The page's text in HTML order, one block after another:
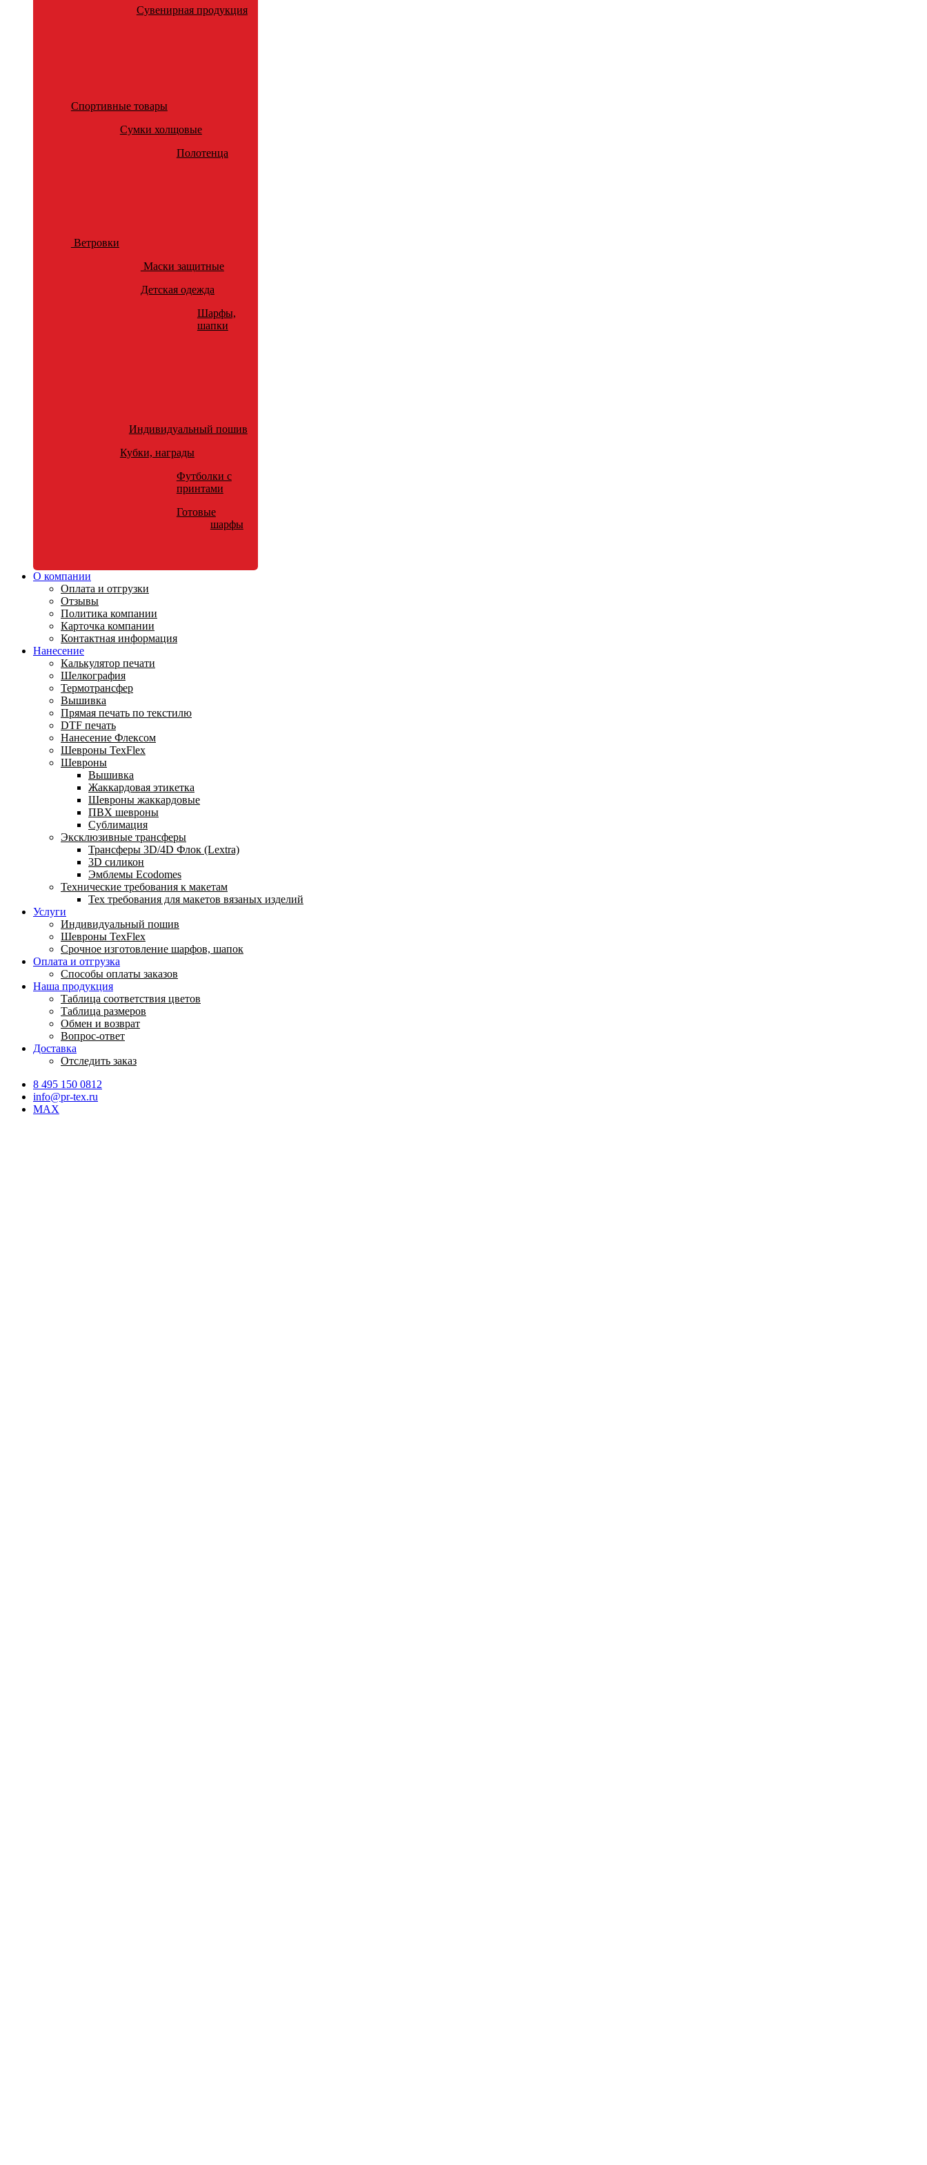
Сувенирная продукция
Спортивные товары
Сумки холщовые
Полотенца
Ветровки
Маски защитные
Детская одежда
Шарфы,
шапки
Индивидуальный пошив
Кубки, награды
Футболки с
принтами
Готовые
шарфы
О компании
Оплата и отгрузки
Отзывы
Политика компании
Карточка компании
Контактная информация
Нанесение
Калькулятор печати
Шелкография
Термотрансфер
Вышивка
Прямая печать по текстилю
DTF печать
Нанесение Флексом
Шевроны TexFlex
Шевроны
Вышивка
Жаккардовая этикетка
Шевроны жаккардовые
ПВХ шевроны
Сублимация
Эксклюзивные трансферы
Трансферы 3D/4D Флок (Lextra)
3D силикон
Эмблемы Ecodomes
Технические требования к макетам
Тех требования для макетов вязаных изделий
Услуги
Индивидуальный пошив
Шевроны TexFlex
Срочное изготовление шарфов, шапок
Оплата и отгрузка
Способы оплаты заказов
Наша продукция
Таблица соответствия цветов
Таблица размеров
Обмен и возврат
Вопрос-ответ
Доставка
Отследить заказ
8 495 150 0812
info@pr-tex.ru
MAX